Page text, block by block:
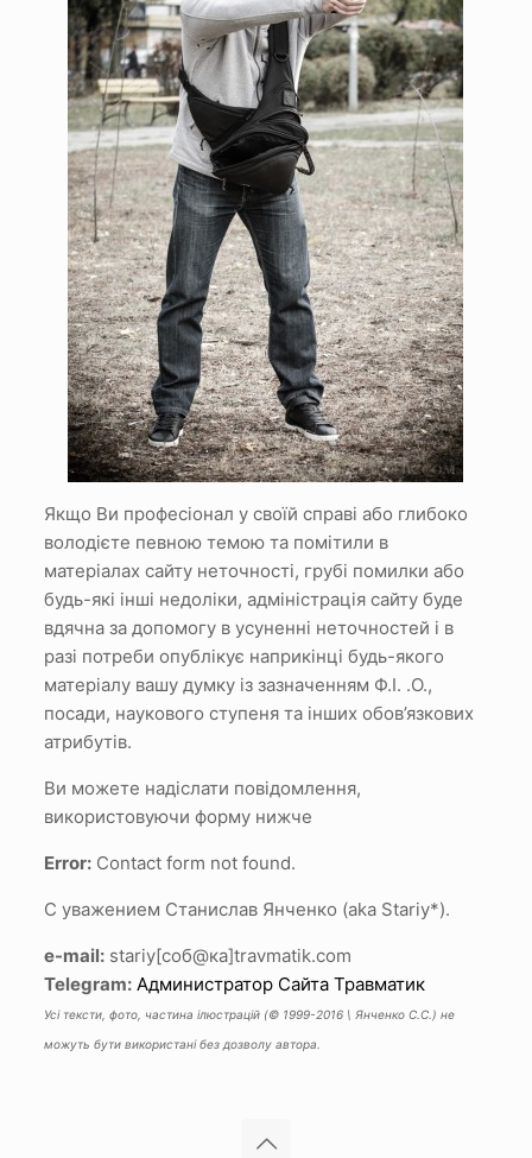
Якщо Ви професіонал у своїй справі або глибоко
володієте певною темою та помітили в
матеріалах сайту неточності, грубі помилки або
будь-які інші недоліки, адміністрація сайту буде
вдячна за допомогу в усуненні неточностей і в
разі потреби опублікує наприкінці будь-якого
матеріалу вашу думку із зазначенням Ф.І. .О.,
посади, наукового ступеня та інших обов’язкових
атрибутів.
Ви можете надіслати повідомлення,
використовуючи форму нижче
Error:Contact form not found.
С уважением Станислав Янченко (aka Stariy*).
e-mail:stariy[соб@ка]travmatik.com
Telegram: Администратор Сайта Травматик
Усі тексти, фото, частина ілюстрацій (© 1999-2016 \ Янченко С.С.) не
можуть бути використані без дозволу автора.